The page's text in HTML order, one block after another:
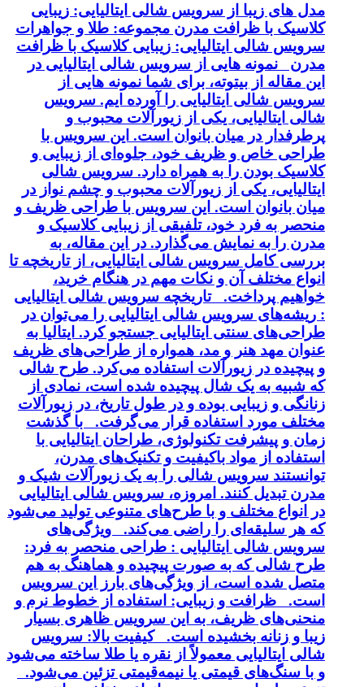
مدل های زیبا از سرویس شالی ایتالیایی: زیبایی
کلاسیک با ظرافت مدرن مجموعه: طلا و جواهرات
سرویس شالی ایتالیایی: زیبایی کلاسیک با ظرافت
مدرن نمونه هایی از سرویس شالی ایتالیایی در
این مقاله از بیتوته، برای شما نمونه هایی از
سرویس شالی ایتالیایی را آورده ایم. سرویس
شالی ایتالیایی، یکی از زیورآلات محبوب و
پرطرفدار در میان بانوان است. این سرویس با
طراحی خاص و ظریف خود، جلوه‌ای از زیبایی و
کلاسیک بودن را به همراه دارد. سرویس شالی
ایتالیایی، یکی از زیورآلات محبوب و چشم نواز در
میان بانوان است. این سرویس با طراحی ظریف و
منحصر به فرد خود، تلفیقی از زیبایی کلاسیک و
مدرن را به نمایش می‌گذارد. در این مقاله، به
بررسی کامل سرویس شالی ایتالیایی، از تاریخچه تا
انواع مختلف آن و نکات مهم در هنگام خرید،
خواهیم پرداخت. تاریخچه سرویس شالی ایتالیایی
: ریشه‌های سرویس شالی ایتالیایی را می‌توان در
طراحی‌های سنتی ایتالیایی جستجو کرد. ایتالیا به
عنوان مهد هنر و مد، همواره از طراحی‌های ظریف
و پیچیده در زیورآلات استفاده می‌کرد. طرح شالی
که شبیه به یک شال پیچیده شده است، نمادی از
زنانگی و زیبایی بوده و در طول تاریخ، در زیورآلات
مختلف مورد استفاده قرار می‌گرفت. با گذشت
زمان و پیشرفت تکنولوژی، طراحان ایتالیایی با
استفاده از مواد باکیفیت و تکنیک‌های مدرن،
توانستند سرویس شالی را به یک زیورآلات شیک و
مدرن تبدیل کنند. امروزه، سرویس شالی ایتالیایی
در انواع مختلف و با طرح‌های متنوعی تولید می‌شود
که هر سلیقه‌ای را راضی می‌کند. ویژگی‌های
سرویس شالی ایتالیایی : طراحی منحصر به فرد:
طرح شالی که به صورت پیچیده و هماهنگ به هم
متصل شده است، از ویژگی‌های بارز این سرویس
است. ظرافت و زیبایی: استفاده از خطوط نرم و
منحنی‌های ظریف، به این سرویس ظاهری بسیار
زیبا و زنانه بخشیده است. کیفیت بالا: سرویس
شالی ایتالیایی معمولاً از نقره یا طلا ساخته می‌شود
و با سنگ‌های قیمتی یا نیمه‌قیمتی تزئین می‌شود.